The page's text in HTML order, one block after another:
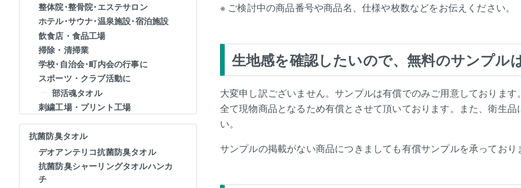
整体院･整骨院･エステサロン
ホテル･サウナ･温泉施設･宿泊施設
飲食店・食品工場
掃除・清掃業
学校･自治会･町内会の行事に
スポーツ・クラブ活動に
部活魂タオル
刺繍工場・プリント工場
抗菌防臭タオル
デオアンテリコ抗菌防臭タオル
抗菌防臭シャーリングタオルハンカ
チ
※ ご検討中の商品番号や商品名、仕様や枚数などをお伝えください。
生地感を確認したいので、無料のサンプル
大変申し訳ございません。サンプルは有償でのみご用意しております。
全て現物商品となるため有償とさせて頂いております。また、衛生
い。
サンプルの掲載がない商品につきましても有償サンプルを承っており